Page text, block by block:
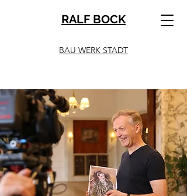
RALF BOCK
BAU WERK STADT